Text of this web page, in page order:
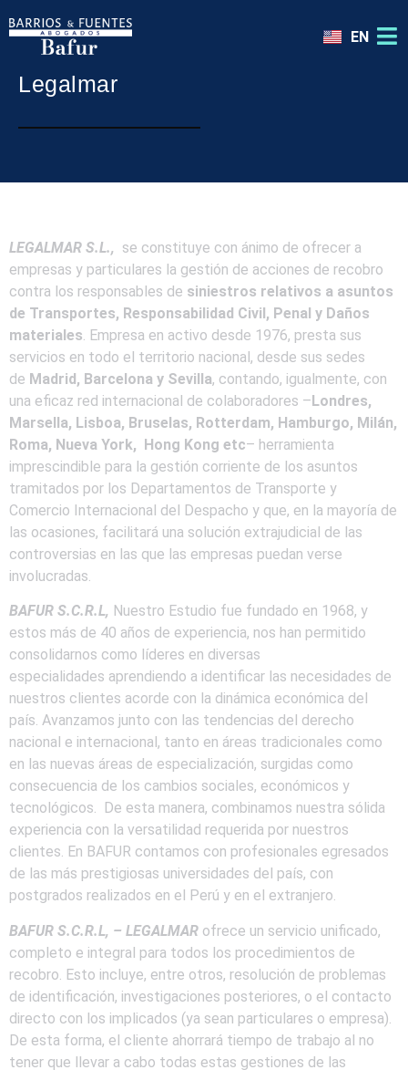
EN
Legalmar
LEGALMAR S.L., se constituye con ánimo de ofrecer a
empresas y particulares la gestión de acciones de recobro
contra los responsables de siniestros relativos a asuntos
de Transportes, Responsabilidad Civil, Penal y Daños
materiales . Empresa en activo desde 1976, presta sus
servicios en todo el territorio nacional, desde sus sedes
de Madrid, Barcelona y Sevilla, contando, igualmente, con
una eficaz red internacional de colaboradores –Londres,
Marsella, Lisboa, Bruselas, Rotterdam, Hamburgo, Milán,
Roma, Nueva York, Hong Kong etc– herramienta
imprescindible para la gestión corriente de los asuntos
tramitados por los Departamentos de Transporte y
Comercio Internacional del Despacho y que, en la mayoría de
las ocasiones, facilitará una solución extrajudicial de las
controversias en las que las empresas puedan verse
involucradas.
BAFUR S.C.R.L, Nuestro Estudio fue fundado en 1968, y
estos más de 40 años de experiencia, nos han permitido
consolidarnos como líderes en diversas
especialidades aprendiendo a identificar las necesidades de
nuestros clientes acorde con la dinámica económica del
país. Avanzamos junto con las tendencias del derecho
nacional e internacional, tanto en áreas tradicionales como
en las nuevas áreas de especialización, surgidas como
consecuencia de los cambios sociales, económicos y
tecnológicos. De esta manera, combinamos nuestra sólida
experiencia con la versatilidad requerida por nuestros
clientes. En BAFUR contamos con profesionales egresados
de las más prestigiosas universidades del país, con
postgrados realizados en el Perú y en el extranjero.
BAFUR S.C.R.L, – LEGALMAR ofrece un servicio unificado,
completo e integral para todos los procedimientos de
recobro. Esto incluye, entre otros, resolución de problemas
de identificación, investigaciones posteriores, o el contacto
directo con los implicados (ya sean particulares o empresa).
De esta forma, el cliente ahorrará tiempo de trabajo al no
tener que llevar a cabo todas estas gestiones de las